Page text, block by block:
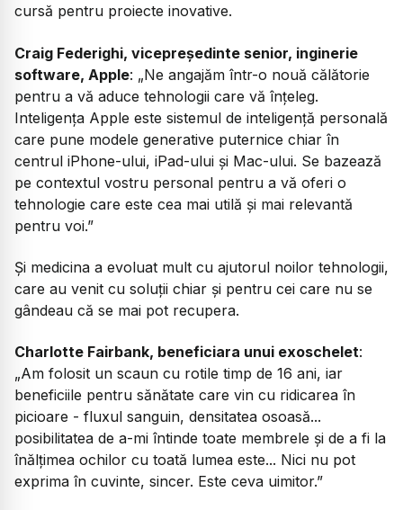
cursă pentru proiecte inovative.
Craig Federighi, vicepreședinte senior, inginerie
software, Apple: „Ne angajăm într-o nouă călătorie
pentru a vă aduce tehnologii care vă înțeleg.
Inteligența Apple este sistemul de inteligență personală
care pune modele generative puternice chiar în
centrul iPhone-ului, iPad-ului și Mac-ului. Se bazează
pe contextul vostru personal pentru a vă oferi o
tehnologie care este cea mai utilă și mai relevantă
pentru voi.”
Și medicina a evoluat mult cu ajutorul noilor tehnologii,
care au venit cu soluții chiar și pentru cei care nu se
gândeau că se mai pot recupera.
Charlotte Fairbank, beneficiara unui exoschelet:
„Am folosit un scaun cu rotile timp de 16 ani, iar
beneficiile pentru sănătate care vin cu ridicarea în
picioare - fluxul sanguin, densitatea osoasă...
posibilitatea de a-mi întinde toate membrele și de a fi la
înălțimea ochilor cu toată lumea este... Nici nu pot
exprima în cuvinte, sincer. Este ceva uimitor.”